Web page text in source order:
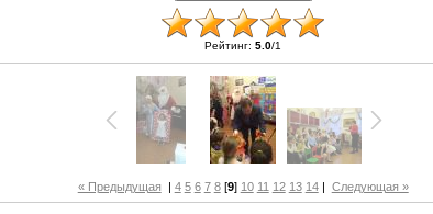
Рейтинг: 5.0/1
« Предыдущая | 4 5 6 7 8[9] 10 11 12 13 14| Следующая »